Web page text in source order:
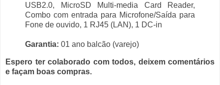
USB2.0, MicroSD Multi-media Card Reader,
Combo com entrada para Microfone/Saída para
Fone de ouvido, 1 RJ45 (LAN), 1 DC-in
Garantia: 01 ano balcão (varejo)
Espero ter colaborado com todos, deixem comentários
e façam boas compras.